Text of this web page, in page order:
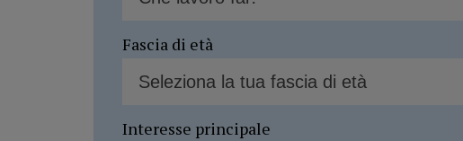
Fascia di età
Interesse principale